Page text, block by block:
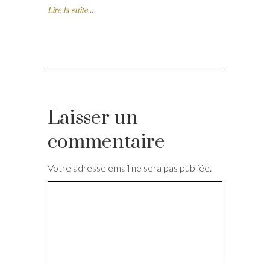
Lire la suite...
Laisser un
commentaire
Votre adresse email ne sera pas publiée.